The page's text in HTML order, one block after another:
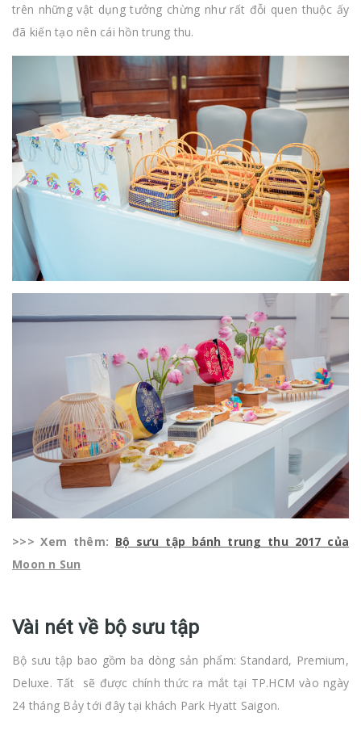
trên những vật dụng tưởng chừng như rất đỗi quen thuộc ấy
đã kiến tạo nên cái hồn trung thu.
>>> Xem thêm: Bộ sưu tập bánh trung thu 2017 của
Moon n Sun
Vài nét về bộ sưu tập
Bộ sưu tập bao gồm ba dòng sản phẩm: Standard, Premium,
Deluxe. Tất sẽ được chính thức ra mắt tại TP.HCM vào ngày
24 tháng Bảy tới đây tại khách Park Hyatt Saigon.